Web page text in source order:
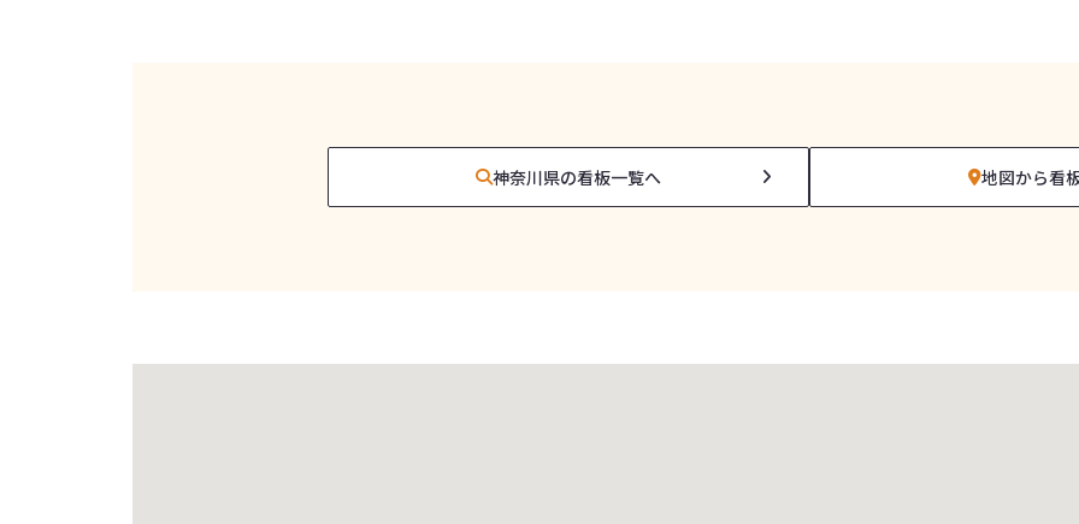
神奈川県の看板一覧へ 地図から看